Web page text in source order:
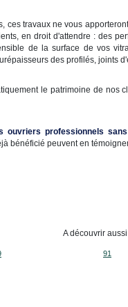
ces travaux ne vous
en droit d'attendre : des
de la surface de vos
des profilés, joints
le patrimoine de nos
ouvriers professionnels sans
bénéficié peuvent en
A découvrir aussi
91